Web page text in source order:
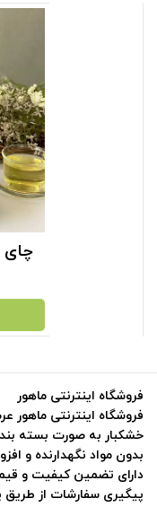
چای
فروشگاه اینترنتی ماهور
فروشگاه اینترنتی ماهور
خشکبار به صورت بسته
بدون مواد نگهدارنده و
دارای تضمین کیفیت و
پیگیری سفارشات از طریق